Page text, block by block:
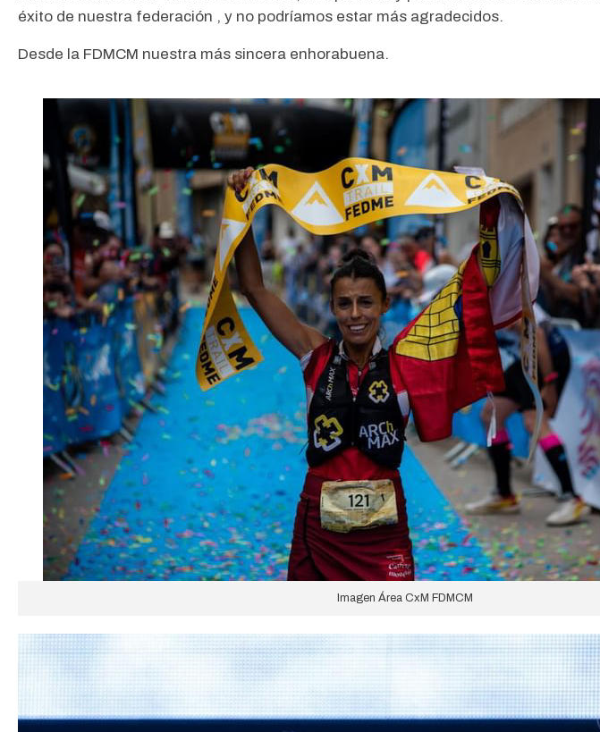
éxito de nuestra federación , y no podríamos estar más agradecidos.
Desde la FDMCM nuestra más sincera enhorabuena.
Imagen Área CxM FDMCM